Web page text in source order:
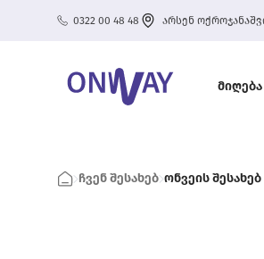
0322 00 48 48 არსენ
მიღება
ჩვენ შესახებ ონვეის შესახებ